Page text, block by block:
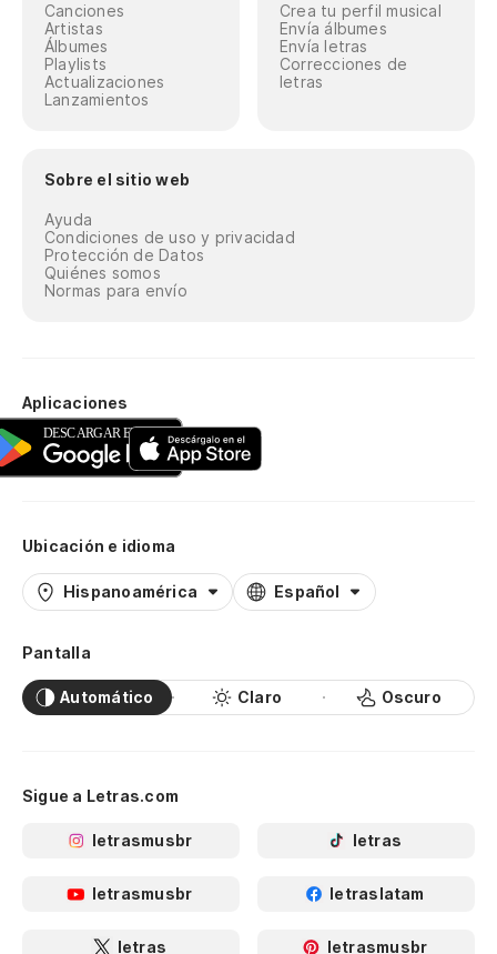
Canciones
Artistas
Álbumes
Playlists
Actualizaciones
Lanzamientos
Crea tu perfil musical
Envía álbumes
Envía letras
Correcciones de
letras
Sobre el sitio web
Ayuda
Condiciones de uso y privacidad
Protección de Datos
Quiénes somos
Normas para envío
Aplicaciones
Ubicación e idioma
Hispanoamérica Español
Pantalla
Automático Claro Oscuro
Sigue a Letras.com
letrasmusbr letras
letrasmusbr letraslatam
letras letrasmusbr